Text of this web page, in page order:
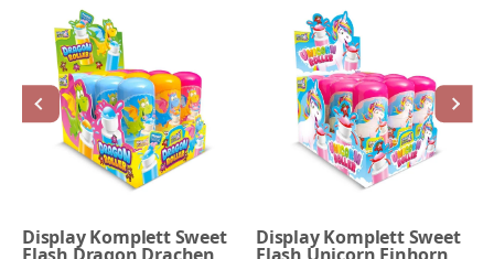
Display Komplett Sweet Display Komplett Sweet